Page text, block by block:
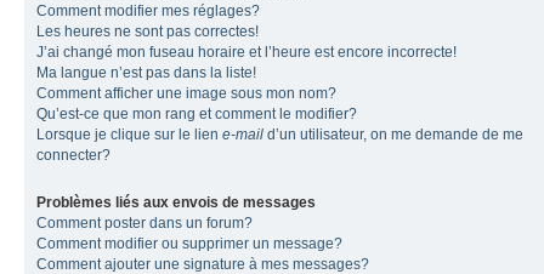
Comment modifier mes réglages?
Les heures ne sont pas correctes!
J’ai changé mon fuseau horaire et l’heure est encore incorrecte!
Ma langue n’est pas dans la liste!
Comment afficher une image sous mon nom?
Qu’est-ce que mon rang et comment le modifier?
Lorsque je clique sur le lien e-mail d’un utilisateur, on me demande de me
connecter?
Problèmes liés aux envois de messages
Comment poster dans un forum?
Comment modifier ou supprimer un message?
Comment ajouter une signature à mes messages?